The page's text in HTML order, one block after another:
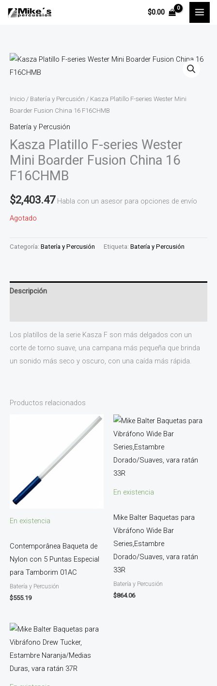
$0.00
Inicio / Batería y Percusión / Kasza Platillo F-series Wester Mini
Boarder Fusion China 16 F16CHMB
Batería y Percusión
Kasza Platillo F-series Wester
Mini Boarder Fusion China 16
F16CHMB
$2,403.47 Habla con un asesor para opciones de envío
Agotado
Categoría: Batería y Percusión Etiqueta: Batería y Percusión
Descripción
Los platillos de la serie Kasza F son más delgados con un
corte de torno suave, una campana más pequeña que brinda
un sonido más seco y oscuro, con una caída más rápida.
Productos relacionados
En existencia
Contemporânea Baqueta de
Nylon con 5 Puntas Especial
para Tamborim 01AC
Batería y Percusión
$555.19
En existencia
Mike Balter Baquetas para
Vibráfono Wide Bar
Series,Estambre
Dorado/Suaves, vara ratán
33R
Batería y Percusión
$864.06